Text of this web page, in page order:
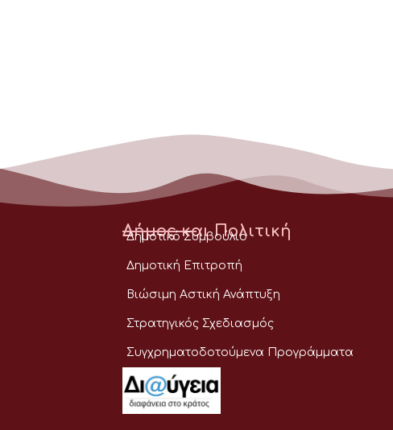
Δήμος και Πολιτική
Δημοτικό Συμβούλιο
Δημοτική Επιτροπή
Βιώσιμη Αστική Ανάπτυξη
Στρατηγικός Σχεδιασμός
Συγχρηματοδοτούμενα Προγράμματα